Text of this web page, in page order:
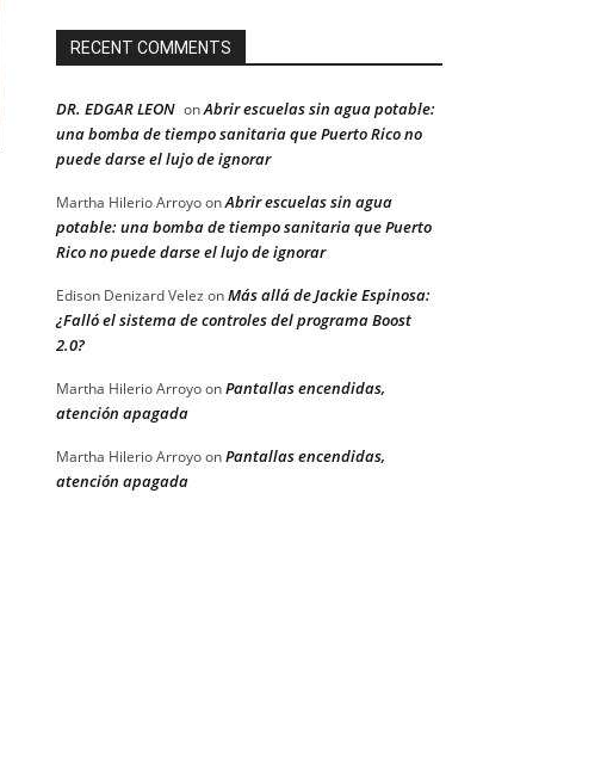
RECENT COMMENTS
DR. EDGAR LEON onAbrir escuelas sin agua potable:
una bomba de tiempo sanitaria que Puerto Rico no
puede darse el lujo de ignorar
Martha Hilerio ArroyoonAbrir escuelas sin agua
potable: una bomba de tiempo sanitaria que Puerto
Rico no puede darse el lujo de ignorar
Edison Denizard Velez onMás allá de Jackie Espinosa:
¿Falló el sistema de controles del programa Boost
2.0?
Martha Hilerio ArroyoonPantallas encendidas,
atención apagada
Martha Hilerio ArroyoonPantallas encendidas,
atención apagada